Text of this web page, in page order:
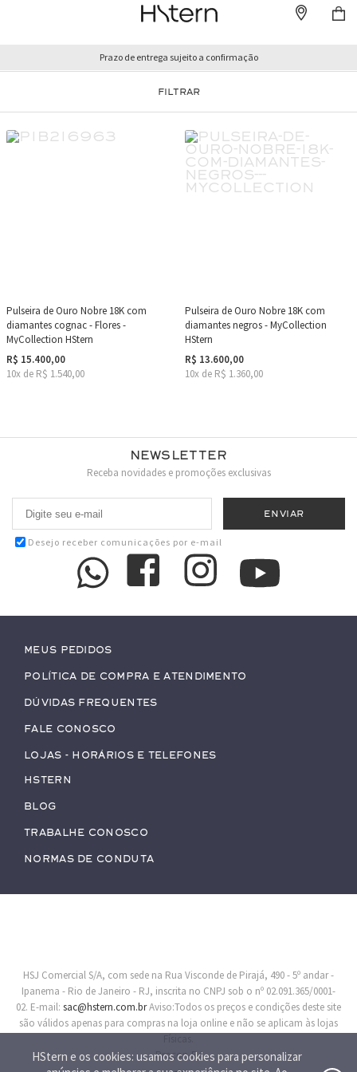
HStern e os cookies: usamos cookies para personalizar
Prazo de entrega sujeito a confirmação
FILTRAR
Pulseira de Ouro Nobre 18K com
diamantes cognac - Flores -
MyCollection HStern
R$ 15.400,00
10x de R$ 1.540,00
Pulseira de Ouro Nobre 18K com
diamantes negros - MyCollection
HStern
R$ 13.600,00
10x de R$ 1.360,00
Newsletter
Receba novidades e promoções exclusivas
Desejo receber comunicações por e-mail
Meus pedidos
Política de Compra e Atendimento
Dúvidas Frequentes
Fale conosco
Lojas - Horários e Telefones
HStern
Blog
Trabalhe conosco
Normas de Conduta
HSJ Comercial S/A, com sede na Rua Visconde de Pirajá, 490 - 5º andar -
Ipanema - Rio de Janeiro - RJ, inscrita no CNPJ sob o nº 02.091.365/0001-
02. E-mail: sac@hstern.com.brAviso:Todos os preços e condições deste site
são válidos apenas para compras na loja online e não se aplicam às lojas
Procon-RJ